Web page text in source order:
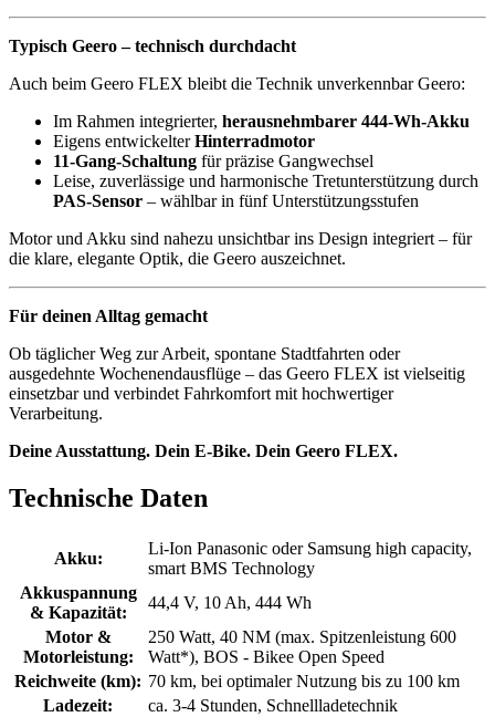
Typisch Geero – technisch durchdacht
Auch beim Geero FLEX bleibt die Technik unverkennbar Geero:
Im Rahmen integrierter, herausnehmbarer 444-Wh-Akku
Eigens entwickelterHinterradmotor
11-Gang-Schaltung für präzise Gangwechsel
Leise, zuverlässige und harmonische Tretunterstützung durch
PAS-Sensor – wählbar in fünf Unterstützungsstufen
Motor und Akku sind nahezu unsichtbar ins Design integriert – für
die klare, elegante Optik, die Geero auszeichnet.
Für deinen Alltag gemacht
Ob täglicher Weg zur Arbeit, spontane Stadtfahrten oder
ausgedehnte Wochenendausflüge – das Geero FLEX ist vielseitig
einsetzbar und verbindet Fahrkomfort mit hochwertiger
Verarbeitung.
Deine Ausstattung. Dein E-Bike. Dein Geero FLEX.
Technische Daten
Akku:
Li-Ion Panasonic oder Samsung high capacity,
smart BMS Technology
Akkuspannung
& Kapazität:
44,4 V, 10 Ah, 444 Wh
Motor &
Motorleistung:
250 Watt, 40 NM (max. Spitzenleistung 600
Watt*), BOS - Bikee Open Speed
Reichweite (km): 70 km, bei optimaler Nutzung bis zu 100 km
Ladezeit:
ca. 3-4 Stunden, Schnellladetechnik